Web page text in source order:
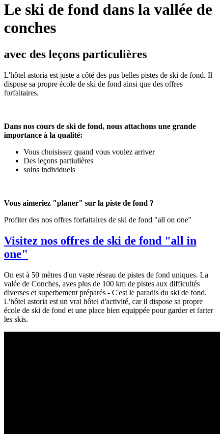
Le ski de fond dans la vallée de
conches
avec des leçons particulières
L'hôtel astoria est juste a côté des pus belles pistes de ski de fond. Il
dispose sa propre école de ski de fond ainsi que des offres
forfaitaires.
Dans nos cours de ski de fond, nous attachons une grande
importance à la qualité:
Vous choisissez quand vous voulez arriver
Des leçons partiulières
soins individuels
Vous aimeriez "planer" sur la piste de fond ?
Profiter des nos offres forfaitaires de ski de fond "all on one"
Visitez nos offres de ski de fond "all in
one"
On est à 50 mètres d'un vaste réseau de pistes de fond uniques. La
valée de Conches, aves plus de 100 km de pistes aux difficultés
diverses et superbement préparés - C'est le paradis du ski de fond.
L'hôtel astoria est un vrai hôtel d'activité, car il dispose sa propre
école de ski de fond et une place bien equippée pour garder et farter
les skis.